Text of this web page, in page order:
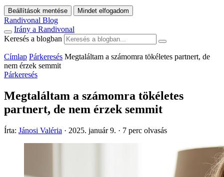
Beállítások mentése Mindet elfogadom
Randivonal Blog
Irány a Randivonal
Keresés a blogban
Címlap Párkeresés Megtaláltam a számomra tökéletes partnert, de
nem érzek semmit
Párkeresés
Megtaláltam a számomra tökéletes
partnert, de nem érzek semmit
Írta: Jánosi Valéria · 2025. január 9. · 7 perc olvasás